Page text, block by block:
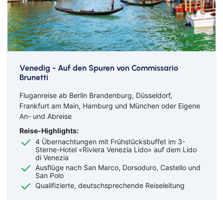
Venedig - Auf den Spuren von Commissario
Brunetti
Fluganreise ab Berlin Brandenburg, Düsseldorf,
Frankfurt am Main, Hamburg und München oder Eigene
An- und Abreise
Reise-Highlights:
4 Übernachtungen mit Frühstücksbuffet im 3-
Sterne-Hotel «Riviera Venezia Lido» auf dem Lido
di Venezia
Ausflüge nach San Marco, Dorsoduro, Castello und
San Polo
Qualifizierte, deutschsprechende Reiseleitung